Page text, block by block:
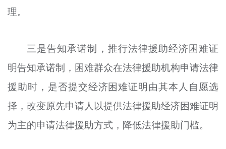
理。
三是告知承诺制，推行法律援助经济困难证
明告知承诺制，困难群众在法律援助机构申请法律
援助时，是否提交经济困难证明由其本人自愿选
择，改变原先申请人以提供法律援助经济困难证明
为主的申请法律援助方式，降低法律援助门槛。